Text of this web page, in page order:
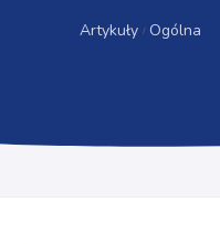
Artykuły Ogólna